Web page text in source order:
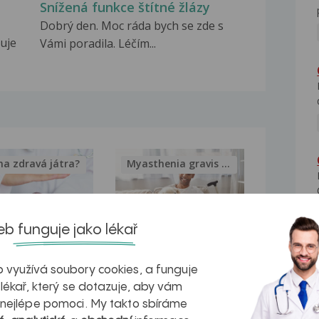
Snížená funkce štítné žlázy
Dobrý den. Moc ráda bych se zde s
Vámi poradila. Léčím...
v datech a
zdravá játra?
Inovativní
léčba
Myasthenia gravis – vše, co...
funguje jako lékař
využívá soubory cookies, a funguje
který se dotazuje, aby vám
pomoci. My takto sbíráme